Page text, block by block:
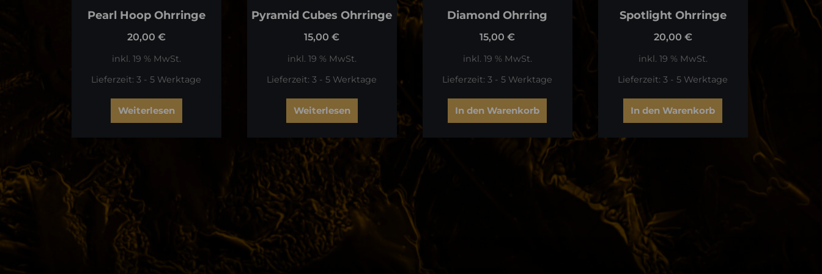
Pearl Hoop Ohrringe
20,00 €
inkl. 19 % MwSt.
Lieferzeit:3 - 5 Werktage
Weiterlesen
Pyramid Cubes Ohrringe
15,00€
inkl. 19 % MwSt.
Lieferzeit:3 - 5 Werktage
Weiterlesen
Diamond Ohrring
15,00€
inkl. 19 % MwSt.
Lieferzeit:3 - 5 Werktage
In den Warenkorb
Spotlight Ohrringe
20,00 €
inkl. 19 % MwSt.
Lieferzeit:3 - 5 Werktage
In den Warenkorb